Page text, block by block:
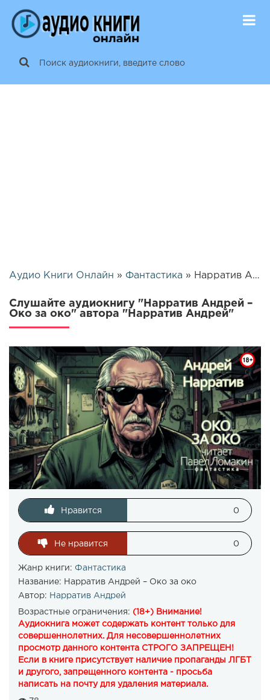
Аудио Книги Онлайн » Фантастика » Нарратив Андрей – Око за око | 25648
Слушайте аудиокнигу "Нарратив Андрей –
Око за око" автора "Нарратив Андрей"
Нравится 0
Не нравится 0
Жанр книги: Фантастика
Название: Нарратив Андрей – Око за око
Автор: Нарратив Андрей
Возрастные ограничения: (18+) Внимание!
Аудиокнига может содержать контент только для
совершеннолетних. Для несовершеннолетних
просмотр данного контента СТРОГО ЗАПРЕЩЕН!
Если в книге присутствует наличие пропаганды ЛГБТ
и другого, запрещенного контента - просьба
написать на почту для удаления материала.